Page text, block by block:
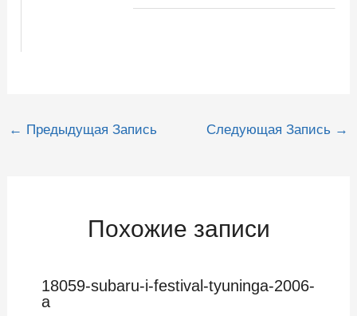
Навигация
← Предыдущая Запись Следующая Запись →
Похожие записи
18059-subaru-i-festival-tyuninga-2006-
a